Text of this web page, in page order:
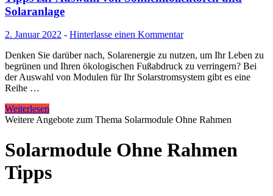
Solaranlage
2. Januar 2022 - Hinterlasse einen Kommentar
Denken Sie darüber nach, Solarenergie zu nutzen, um Ihr Leben zu
begrünen und Ihren ökologischen Fußabdruck zu verringern? Bei
der Auswahl von Modulen für Ihr Solarstromsystem gibt es eine
Reihe …
Weiterlesen
Weitere Angebote zum Thema Solarmodule Ohne Rahmen
Solarmodule Ohne Rahmen
Tipps